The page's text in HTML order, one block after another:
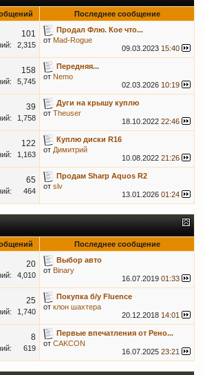
Последнее сообщение
101
2,315
Продал Флю. Кое что...
от Mad-Rogue
09.03.2023 15:40
158
5,745
Передняя...
от Nemo
02.03.2026 10:19
39
1,758
Дуги на крышу куплю
от Theuser
18.10.2022 22:46
122
1,163
Куплю диски R16
от Димитрий
10.08.2022 21:26
65
464
Продам Sharp Aquos R2
от slv
13.01.2026 01:24
Последнее сообщение
20
4,010
Выбор авто
от Binary
16.07.2019 01:33
25
1,740
Покупка б/у Fluence
от клон шахтера
20.12.2018 14:01
8
619
Первые впечатления от Рено...
от CAKCON
16.07.2025 23:21